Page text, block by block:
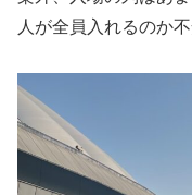
人が全員入れるのか